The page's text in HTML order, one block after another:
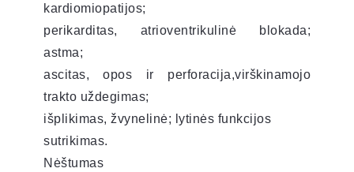
kardiomiopatijos;
perikarditas, atrioventrikulinė blokada;
astma;
ascitas, opos ir perforacija,virškinamojo
trakto uždegimas;
išplikimas, žvynelinė; lytinės funkcijos
sutrikimas.
Nėštumas